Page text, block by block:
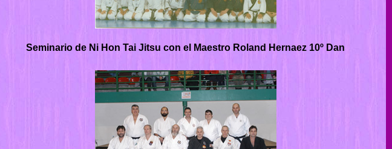
Seminario de Ni Hon Tai Jitsu con el Maestro Roland Hernaez 10º Dan